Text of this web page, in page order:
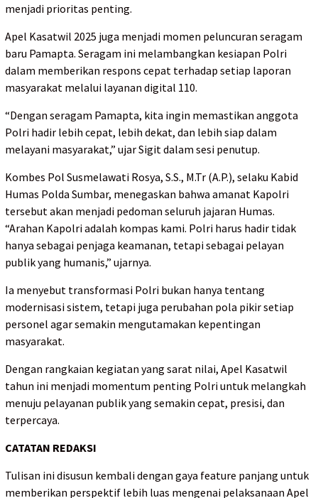
menjadi prioritas penting.
Apel Kasatwil 2025 juga menjadi momen peluncuran seragam
baru Pamapta. Seragam ini melambangkan kesiapan Polri
dalam memberikan respons cepat terhadap setiap laporan
masyarakat melalui layanan digital 110.
“Dengan seragam Pamapta, kita ingin memastikan anggota
Polri hadir lebih cepat, lebih dekat, dan lebih siap dalam
melayani masyarakat,” ujar Sigit dalam sesi penutup.
Kombes Pol Susmelawati Rosya, S.S., M.Tr (A.P.), selaku Kabid
Humas Polda Sumbar, menegaskan bahwa amanat Kapolri
tersebut akan menjadi pedoman seluruh jajaran Humas.
“Arahan Kapolri adalah kompas kami. Polri harus hadir tidak
hanya sebagai penjaga keamanan, tetapi sebagai pelayan
publik yang humanis,” ujarnya.
Ia menyebut transformasi Polri bukan hanya tentang
modernisasi sistem, tetapi juga perubahan pola pikir setiap
personel agar semakin mengutamakan kepentingan
masyarakat.
Dengan rangkaian kegiatan yang sarat nilai, Apel Kasatwil
tahun ini menjadi momentum penting Polri untuk melangkah
menuju pelayanan publik yang semakin cepat, presisi, dan
terpercaya.
CATATAN REDAKSI
Tulisan ini disusun kembali dengan gaya feature panjang untuk
memberikan perspektif lebih luas mengenai pelaksanaan Apel